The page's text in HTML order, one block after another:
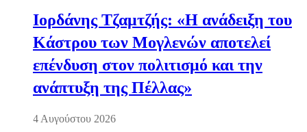
Ιορδάνης Τζαμτζής: «Η ανάδειξη του
Κάστρου των Μογλενών αποτελεί
επένδυση στον πολιτισμό και την
ανάπτυξη της Πέλλας»
4 Αυγούστου 2026